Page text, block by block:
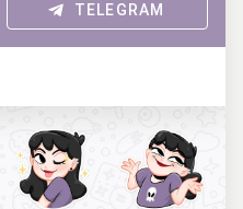
TELEGRAM